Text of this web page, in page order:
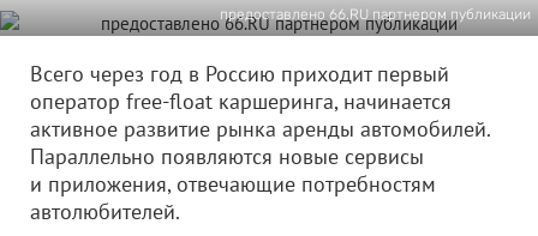
предоставлено 66.RU партнером публикации
Всего через год в Россию приходит первый
оператор free-float каршеринга, начинается
активное развитие рынка аренды автомобилей.
Параллельно появляются новые сервисы
и приложения, отвечающие потребностям
автолюбителей.